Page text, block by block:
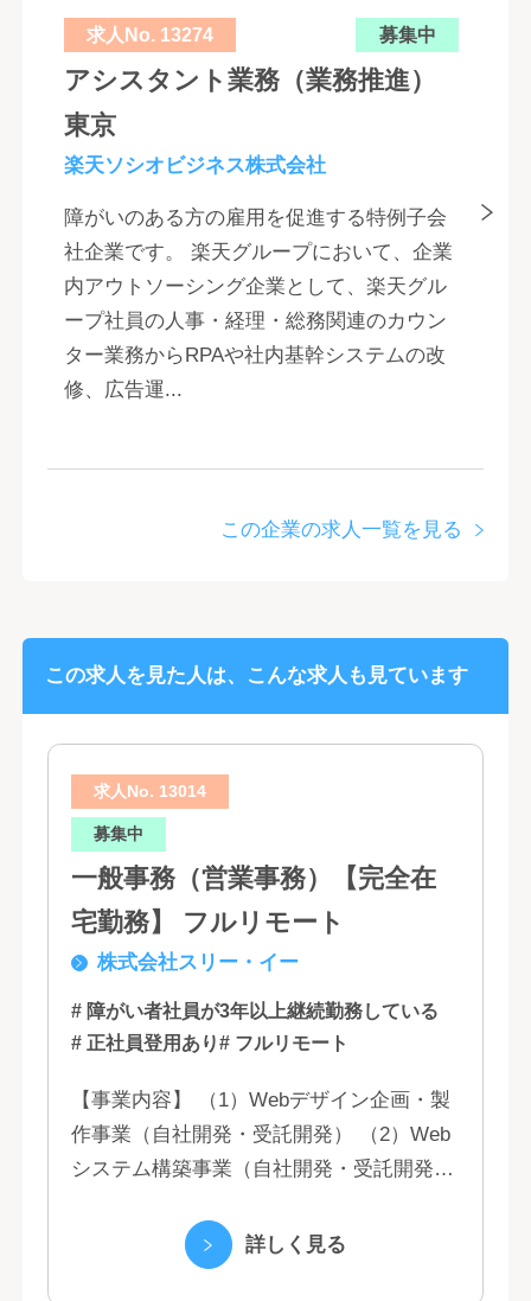
求人No. 13274 募集中
アシスタント業務（業務推進）
東京
楽天ソシオビジネス株式会社
障がいのある方の雇用を促進する特例子会
社企業です。 楽天グループにおいて、企業
内アウトソーシング企業として、楽天グル
ープ社員の人事・経理・総務関連のカウン
ター業務からRPAや社内基幹システムの改
修、広告運...
この企業の求人一覧を見る
この求人を見た人は、こんな求人も見ています
求人No. 13014
募集中
一般事務（営業事務）【完全在
宅勤務】 フルリモート
株式会社スリー・イー
# 障がい者社員が3年以上継続勤務している
# 正社員登用あり# フルリモート
【事業内容】 （1）Webデザイン企画・製
作事業（自社開発・受託開発） （2）Web
システム構築事業（自社開発・受託開発）
（5）営業代行業務 （6...詳しく見る